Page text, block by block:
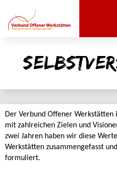
Der Verbund Offener Werkstätten
mit zahlreichen Zielen und
zwei Jahren haben wir diese
Werkstätten zusammengefasst
formuliert.